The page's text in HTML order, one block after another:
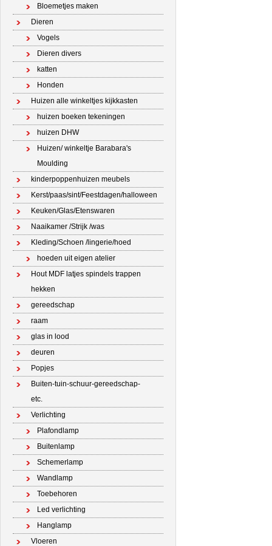
Bloemetjes maken
Dieren
Vogels
Dieren divers
katten
Honden
Huizen alle winkeltjes kijkkasten
huizen boeken tekeningen
huizen DHW
Huizen/ winkeltje Barabara's
Moulding
kinderpoppenhuizen meubels
Kerst/paas/sint/Feestdagen/halloween
Keuken/Glas/Etenswaren
Naaikamer /Strijk /was
Kleding/Schoen /lingerie/hoed
hoeden uit eigen atelier
Hout MDF latjes spindels trappen
hekken
gereedschap
raam
glas in lood
deuren
Popjes
Buiten-tuin-schuur-gereedschap-
etc.
Verlichting
Plafondlamp
Buitenlamp
Schemerlamp
Wandlamp
Toebehoren
Led verlichting
Hanglamp
Vloeren